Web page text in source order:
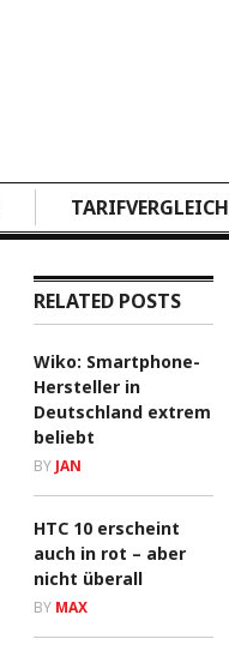
TARIFVERGLEICH
RELATED POSTS
Wiko: Smartphone-
Hersteller in
Deutschland extrem
beliebt
BY JAN
HTC 10 erscheint
auch in rot – aber
nicht überall
BY MAX